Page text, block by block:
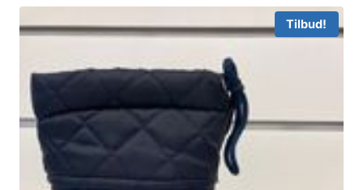
Tilbud!